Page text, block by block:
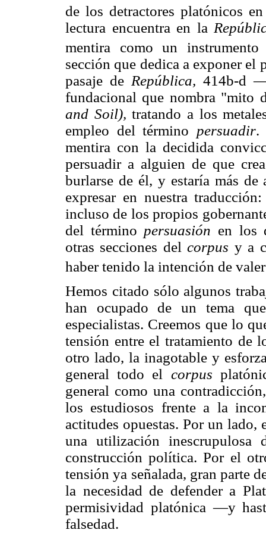
de los detractores platónicos
lectura encuentra en la
mentira como un instrumento
sección que dedica a exponer
pasaje de República, 414b-d
fundacional que nombra "mito
and Soil), tratando a los
empleo del término persuadir.
mentira con la decidida
persuadir a alguien de que
burlarse de él, y estaría más
expresar en nuestra
incluso de los propios
del término persuasión en los
otras secciones delcorpus y a
haber tenido la intención de
Hemos citado sólo algunos
han ocupado de un tema
especialistas. Creemos que lo
tensión entre el tratamiento de
otro lado, la inagotable y
general todo el corpus
general como una
los estudiosos frente a la
actitudes opuestas. Por un lado,
una utilización inescrupulosa
construcción política. Por el
tensión ya señalada, gran parte
la necesidad de defender a
permisividad platónica —y
falsedad.